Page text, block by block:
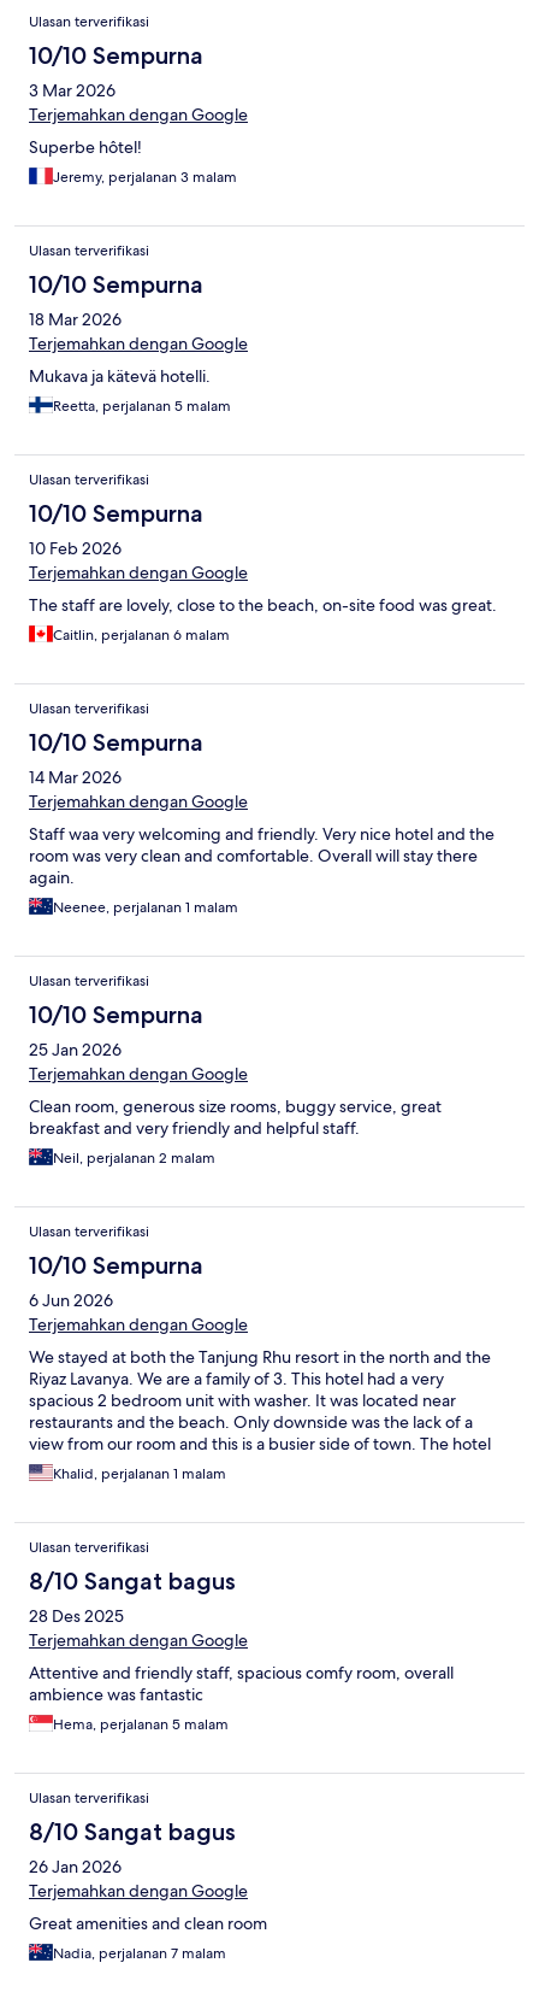
Ulasan terverifikasi
10/10 Sempurna
3 Mar 2026
Terjemahkan dengan Google
Superbe hôtel!
Jeremy, perjalanan 3 malam
Ulasan terverifikasi
10/10 Sempurna
18 Mar 2026
Terjemahkan dengan Google
Mukava ja kätevä hotelli.
Reetta, perjalanan 5 malam
Ulasan terverifikasi
10/10 Sempurna
10 Feb 2026
Terjemahkan dengan Google
The staff are lovely, close to the beach, on-site food was great.
Caitlin, perjalanan 6 malam
Ulasan terverifikasi
10/10 Sempurna
14 Mar 2026
Terjemahkan dengan Google
Staff waa very welcoming and friendly. Very nice hotel and the
room was very clean and comfortable. Overall will stay there
again.
Neenee, perjalanan 1 malam
Ulasan terverifikasi
10/10 Sempurna
25 Jan 2026
Terjemahkan dengan Google
Clean room, generous size rooms, buggy service, great
breakfast and very friendly and helpful staff.
Neil, perjalanan 2 malam
Ulasan terverifikasi
10/10 Sempurna
6 Jun 2026
Terjemahkan dengan Google
We stayed at both the Tanjung Rhu resort in the north and the
Riyaz Lavanya. We are a family of 3. This hotel had a very
spacious 2 bedroom unit with washer. It was located near
restaurants and the beach. Only downside was the lack of a
view from our room and this is a busier side of town. The hotel
staff were wonderful and the rooms were newer and very clean.
The only reason we wouldn’t stay here again is because we
The hotel itself was wonderful.
Khalid, perjalanan 1 malam
Ulasan terverifikasi
8/10 Sangat bagus
28 Des 2025
Terjemahkan dengan Google
Attentive and friendly staff, spacious comfy room, overall
ambience was fantastic
Hema, perjalanan 5 malam
Ulasan terverifikasi
8/10 Sangat bagus
26 Jan 2026
Terjemahkan dengan Google
Great amenities and clean room
Nadia, perjalanan 7 malam